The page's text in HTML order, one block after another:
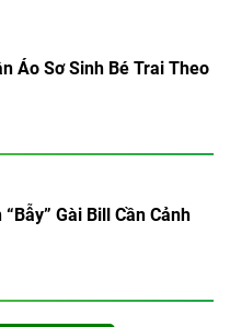
Áo Sơ Sinh Bé Trai Theo
Gài Bill Cần Cảnh